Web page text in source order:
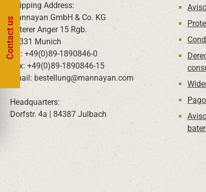
Shipping Address:
Mannayan GmbH & Co. KG
Unterer Anger 15 Rgb.
80331 Munich
Tel: +49(0)89-1890846-0
Fax: +49(0)89-1890846-15
Email: bestellung@mannayan.com
Headquarters:
Dorfstr. 4a | 84387 Julbach
Contact us